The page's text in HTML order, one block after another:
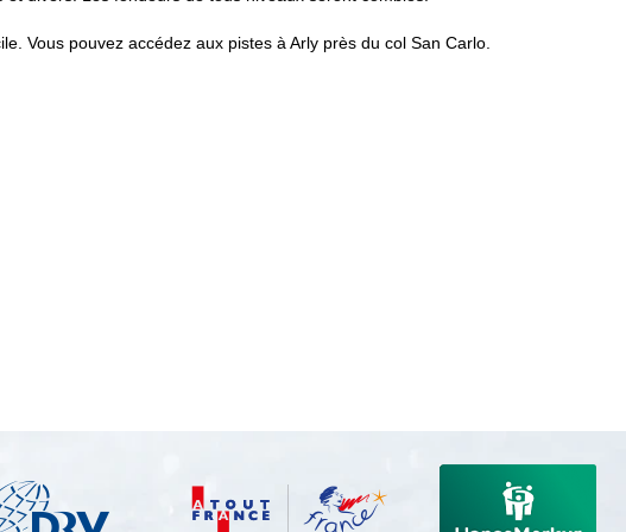
Vous pouvez accédez aux pistes à Arly près du col San Carlo.